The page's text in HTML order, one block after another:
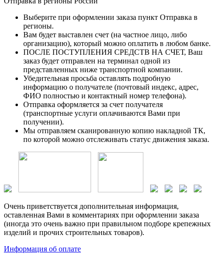
Выберите при оформлении заказа пункт Отправка в
регионы.
Вам будет выставлен счет (на частное лицо, либо
организацию), который можно оплатить в любом банке.
ПОСЛЕ ПОСТУПЛЕНИЯ СРЕДСТВ НА СЧЕТ, Ваш
заказ будет отправлен на терминал одной из
представленных ниже транспортной компании.
Убедительная просьба оставлять подробную
информацию о получателе (почтовый индекс, адрес,
ФИО полностью и контактный номер телефона).
Отправка оформляется за счет получателя
(транспортные услуги оплачиваются Вами при
получении).
Мы отправляем сканированную копию накладной ТК,
по которой можно отслеживать статус движения заказа.
Очень приветствуется дополнительная информация,
оставленная Вами в комментариях при оформлении заказа
(иногда это очень важно при правильном подборе крепежных
изделий и прочих строительных товаров).
Информация об оплате